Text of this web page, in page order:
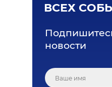
новости
ВСЕХ